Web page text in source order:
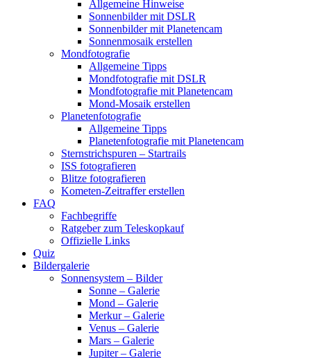
Allgemeine Hinweise
Sonnenbilder mit DSLR
Sonnenbilder mit Planetencam
Sonnenmosaik erstellen
Mondfotografie
Allgemeine Tipps
Mondfotografie mit DSLR
Mondfotografie mit Planetencam
Mond-Mosaik erstellen
Planetenfotografie
Allgemeine Tipps
Planetenfotografie mit Planetencam
Sternstrichspuren – Startrails
ISS fotografieren
Blitze fotografieren
Kometen-Zeitraffer erstellen
FAQ
Fachbegriffe
Ratgeber zum Teleskopkauf
Offizielle Links
Quiz
Bildergalerie
Sonnensystem – Bilder
Sonne – Galerie
Mond – Galerie
Merkur – Galerie
Venus – Galerie
Mars – Galerie
Jupiter – Galerie